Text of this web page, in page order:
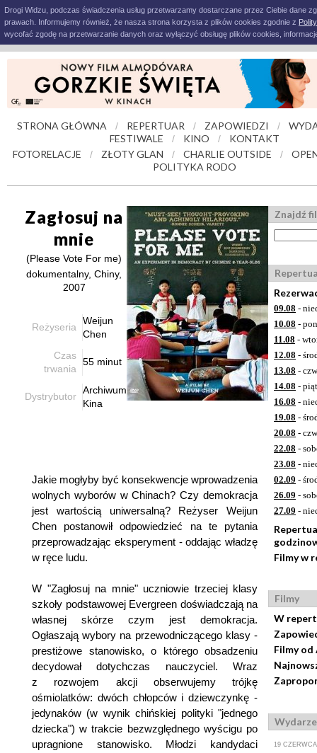
Drogi Widzu, podczas świadczenia usług przetwarzamy dostarczane przez Ciebie dane
prawach. Informujemy również, że nasza strona korzysta z plików cookies zgodnie z
wycofać zgodę na przetwarzanie danych oraz wyłączyć obsługę plików cookies,
STRONA GŁÓWNA / REPERTUAR / ZAPOWIEDZI /
FESTIWALE
/ KINO /
KONTAKT
FOTORELACJE
/ ZŁOTY GLAN / CHARLIE OUTSIDE /
POLITYKA RODO
Zagłosuj na
mnie
(Please Vote For me)
dokumentalny, Chiny,
2007
Reżyseria
Weijun
Chen
Czas
trwania
55 minut
Dystrybutor
Archiwum
Kina
Jakie mogłyby być konsekwencje wprowadzenia
wolnych wyborów w Chinach? Czy demokracja
jest wartością uniwersalną? Reżyser Weijun
Chen postanowił odpowiedzieć na te pytania
przeprowadzając eksperyment - oddając władzę
w ręce ludu.
W "Zagłosuj na mnie" uczniowie trzeciej klasy
szkoły podstawowej Evergreen doświadczają na
własnej skórze czym jest demokracja.
Ogłaszają wybory na przewodniczącego klasy -
prestiżowe stanowisko, o którego obsadzeniu
decydował dotychczas nauczyciel. Wraz
z rozwojem akcji obserwujemy trójkę
ośmiolatków: dwóch chłopców i dziewczynkę -
jedynaków (w wynik chińskiej polityki "jednego
dziecka") w trakcie bezwzględnego wyścigu po
upragnione stanowisko. Młodzi kandydaci
Znajdź
09.08 -
10.08 -
11.08 -
12.08 -
13.08 -
14.08 -
16.08 -
19.08 -
20.08 -
22.08 -
23.08 -
02.09 -
26.09 -
27.09 -
Filmy w
Filmy
W
Filmy od
19